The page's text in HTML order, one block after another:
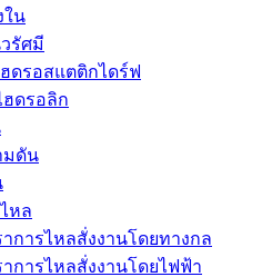
ใน
รัศมี
ดรอสแตติกไดร์ฟ
ดรอลิก
มดัน
หล
การไหลสั่งงานโดยทางกล
การไหลสั่งงานโดยไฟฟ้า